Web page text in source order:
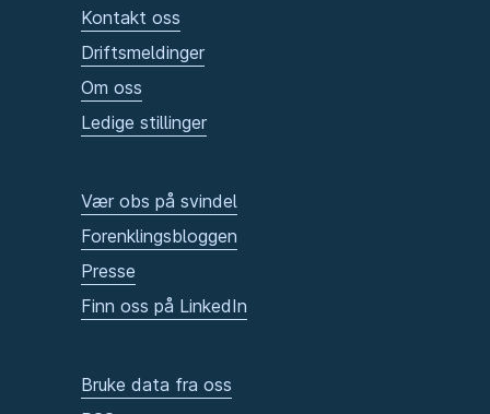
Kontakt oss
Driftsmeldinger
Om oss
Ledige stillinger
Vær obs på svindel
Forenklingsbloggen
Presse
Finn oss på LinkedIn
Bruke data fra oss